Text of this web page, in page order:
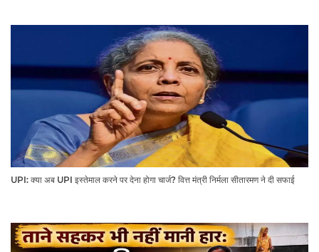
UPI: क्या अब UPI इस्तेमाल करने पर देना होगा चार्ज? वित्त मंत्री निर्मला सीतारमण ने दी सफाई